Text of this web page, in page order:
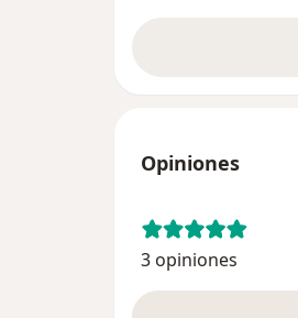
Opiniones
3 opiniones